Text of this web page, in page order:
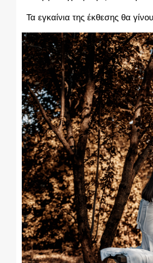
Τα εγκαίνια της έκθεσης θα